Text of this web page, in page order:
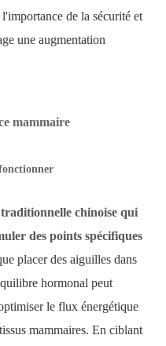
de la sécurité et
une augmentation
mammaire
chinoise qui
des points spécifiques
placer des aiguilles dans
hormonal peut
le flux énergétique
mammaires. En ciblant